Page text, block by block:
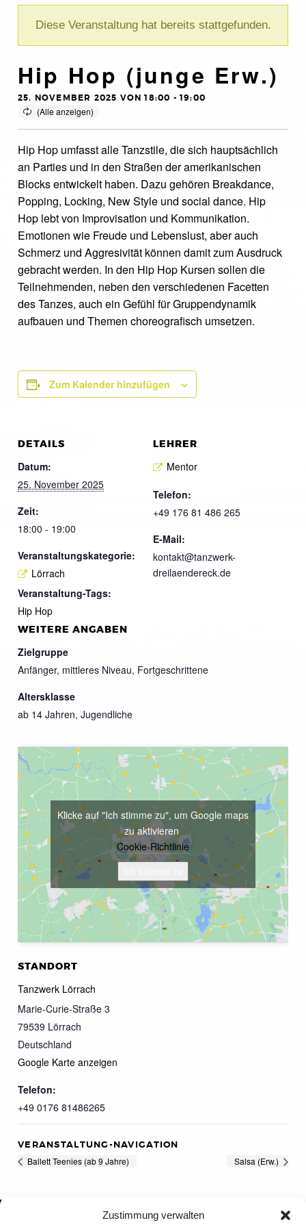
Zustimmung verwalten
Diese Veranstaltung hat bereits stattgefunden.
Hip Hop (junge Erw.)
25. NOVEMBER 2025 VON 18:00 -19:00
Hip Hop umfasst alle Tanzstile, die sich hauptsächlich
an Parties und in den Straßen der amerikanischen
Blocks entwickelt haben. Dazu gehören Breakdance,
Popping, Locking, New Style und social dance. Hip
Hop lebt von Improvisation und Kommunikation.
Emotionen wie Freude und Lebenslust, aber auch
Schmerz und Aggresivität können damit zum Ausdruck
gebracht werden. In den Hip Hop Kursen sollen die
Teilnehmenden, neben den verschiedenen Facetten
des Tanzes, auch ein Gefühl für Gruppendynamik
aufbauen und Themen choreografisch umsetzen.
Zum Kalender hinzufügen
DETAILS
Datum:
25. November 2025
Zeit:
18:00 - 19:00
Veranstaltungskategorie:
Lörrach
Veranstaltung-Tags:
Hip Hop
LEHRER
Mentor
Telefon:
+49 176 81 486 265
E-Mail:
kontakt@tanzwerk-
dreilaendereck.de
WEITERE ANGABEN
Zielgruppe
Anfänger, mittleres Niveau, Fortgeschrittene
Altersklasse
ab 14 Jahren, Jugendliche
STANDORT
Tanzwerk Lörrach
Marie-Curie-Straße 3
79539 Lörrach
Deutschland
Google Karte anzeigen
Telefon:
+49 0176 81486265
Klicke auf "Ich stimme zu", um Google maps
zu aktivieren
Cookie-Richtlinie
VERANSTALTUNG-NAVIGATION
Ballett Teenies (ab 9 Jahre) Salsa (Erw.)